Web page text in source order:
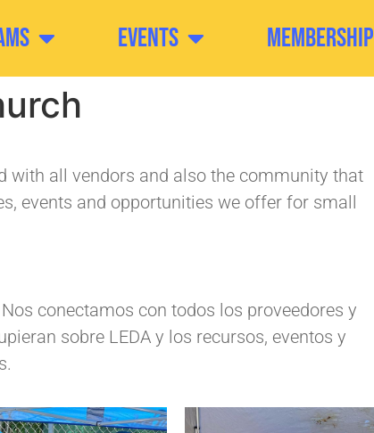
Events Membership
with all vendors and also the community that
events and opportunities we offer for small
conectamos con todos los proveedores y
sobre LEDA y los recursos, eventos y